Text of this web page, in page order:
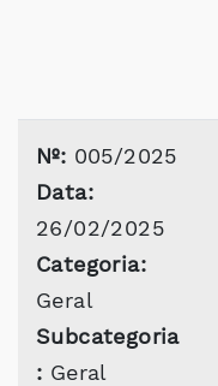
Nº: 005/2025
Data:
26/02/2025
Categoria:
Geral
Subcategoria
: Geral